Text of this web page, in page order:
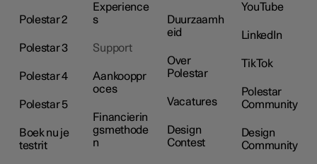
Polestar 2
Polestar 3
Polestar 4
Polestar 5
Boek nu je
testrit
Experience
s
Support
Aankooppr
oces
Financierin
gsmethode
n
Duurzaamh
eid
Over
Polestar
Vacatures
Design
Contest
YouTube
LinkedIn
TikTok
Polestar
Community
Design
Community